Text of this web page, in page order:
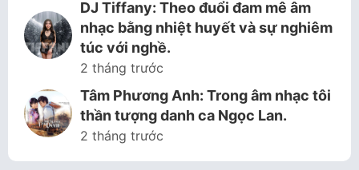
DJ Tiffany: Theo đuổi đam mê âm
nhạc bằng nhiệt huyết và sự nghiêm
túc với nghề.
2 tháng trước
Tâm Phương Anh: Trong âm nhạc tôi
thần tượng danh ca Ngọc Lan.
2 tháng trước